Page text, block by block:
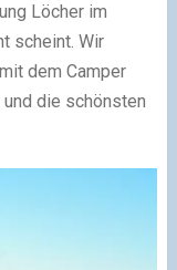
Löcher im
scheint. Wir
dem Camper
die schönsten